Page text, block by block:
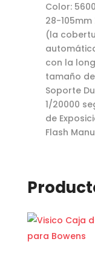
Color:
28-
(la
con la
tamaño
Soporte
1/20000
de
Flash